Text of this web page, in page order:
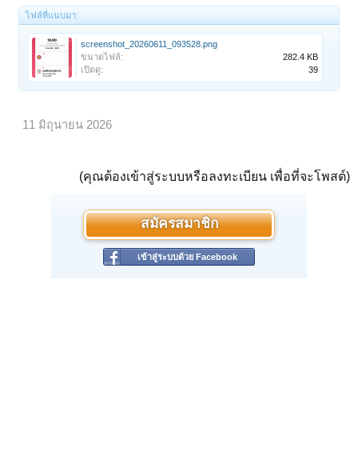
ไฟล์ที่แนบมา:
screenshot_20260611_093528.png
ขนาดไฟล์:
282.4 KB
เปิดดู:
39
11 มิถุนายน 2026
(คุณต้องเข้าสู่ระบบหรือลงทะเบียน เพื่อที่จะโพสต์)
สมัครสมาชิก
เข้าสู่ระบบด้วย Facebook